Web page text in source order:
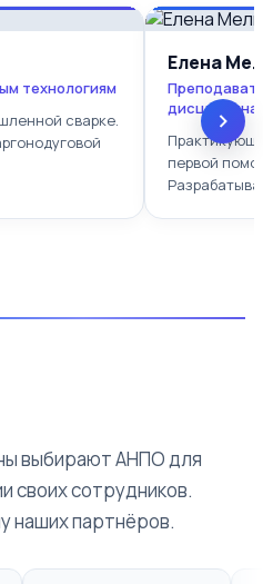
технологиям
сварке.
Елена
первой
выбирают АНПО для
своих сотрудников.
наших партнёров.